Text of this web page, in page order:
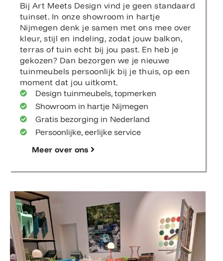
Bij Art Meets Design vind je geen standaard
tuinset. In onze showroom in hartje
Nijmegen denk je samen met ons mee over
kleur, stijl en indeling, zodat jouw balkon,
terras of tuin echt bij jou past. En heb je
gekozen? Dan bezorgen we je nieuwe
tuinmeubels persoonlijk bij je thuis, op een
moment dat jou uitkomt.
Design tuinmeubels, topmerken
Showroom in hartje Nijmegen
Gratis bezorging in Nederland
Persoonlijke, eerlijke service
Meer over ons